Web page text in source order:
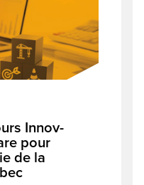
Innov-
pour
de la